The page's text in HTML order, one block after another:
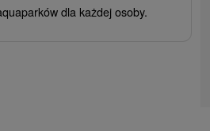
dla każdej osoby.